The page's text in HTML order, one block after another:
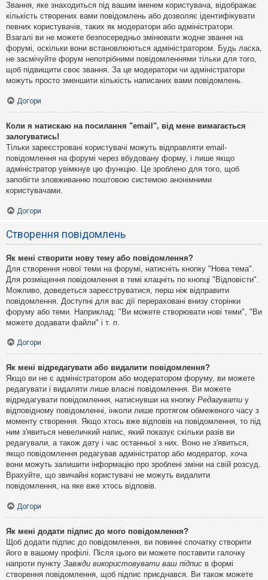
Звання, яке знаходиться під вашим іменем користувача, відображає
кількість створених вами повідомлень або дозволяє ідентифікувати
певних користувачів, таких як модератори або адміністратори.
Взагалі ви не можете безпосередньо змінювати жодне звання на
форумі, оскільки вони встановлюються адміністратором. Будь ласка,
не засмічуйте форум непотрібними повідомленнями тільки для того,
щоб підвищити своє звання. За це модератори чи адміністратори
можуть просто зменшити кількість написаних вами повідомлень.
Догори
Коли я натискаю на посилання "email", від мене вимагається
залогуватись!
Тільки зареєстровані користувачі можуть відправляти email-
повідомлення на форумі через вбудовану форму, і лише якщо
адміністратор увімкнув цю функцію. Це зроблено для того, щоб
запобігти зловживанню поштовою системою анонімними
користувачами.
Догори
Створення повідомлень
Як мені створити нову тему або повідомлення?
Для створення нової теми на форумі, натисніть кнопку "Нова тема".
Для розміщення повідомлення в темі клацніть по кнопці "Відповісти".
Можливо, доведеться зареєструватися, перш ніж відправити
повідомлення. Доступні для вас дії перераховані внизу сторінки
форуму або теми. Наприклад: "Ви можете створювати нові теми", "Ви
можете додавати файли" і т. п.
Догори
Як мені відредагувати або видалити повідомлення?
Якщо ви не є адміністратором або модератором форуму, ви можете
редагувати і видаляти лише власні повідомлення. Ви можете
відредагувати повідомлення, натиснувши на кнопку Редагувати у
відповідному повідомленні, інколи лише протягом обмеженого часу з
моменту створення. Якщо хтось вже відповів на повідомлення, то під
ним з'явиться невеличкий напис, який показує скільки разів ви
редагували, а також дату і час останньої з них. Воно не з'явиться,
якщо повідомлення редагував адміністратор або модератор, хоча
вони можуть залишити інформацію про зроблені зміни на свій розсуд.
Врахуйте, що звичайні користувачі не можуть видалити
повідомлення, на яке вже хтось відповів.
Догори
Як мені додати підпис до мого повідомлення?
Щоб додати підпис до повідомлення, ви повинні спочатку створити
його в вашому профілі. Після цього ви можете поставити галочку
напроти пункту Завжди використовувати ваш підпис в формі
створення повідомлення, щоб підпис приєднався. Ви також можете